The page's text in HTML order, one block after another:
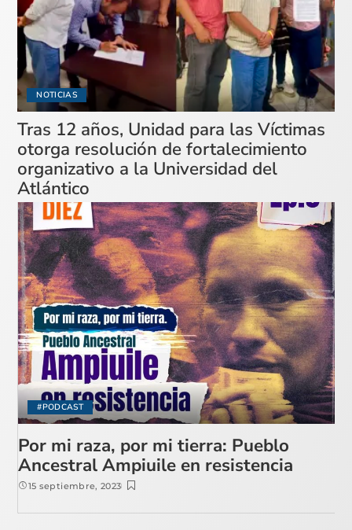
NOTICIAS
Tras 12 años, Unidad para las Víctimas
otorga resolución de fortalecimiento
organizativo a la Universidad del
Atlántico
#PODCAST
Por mi raza, por mi tierra: Pueblo
Ancestral Ampiuile en resistencia
15 septiembre, 2023